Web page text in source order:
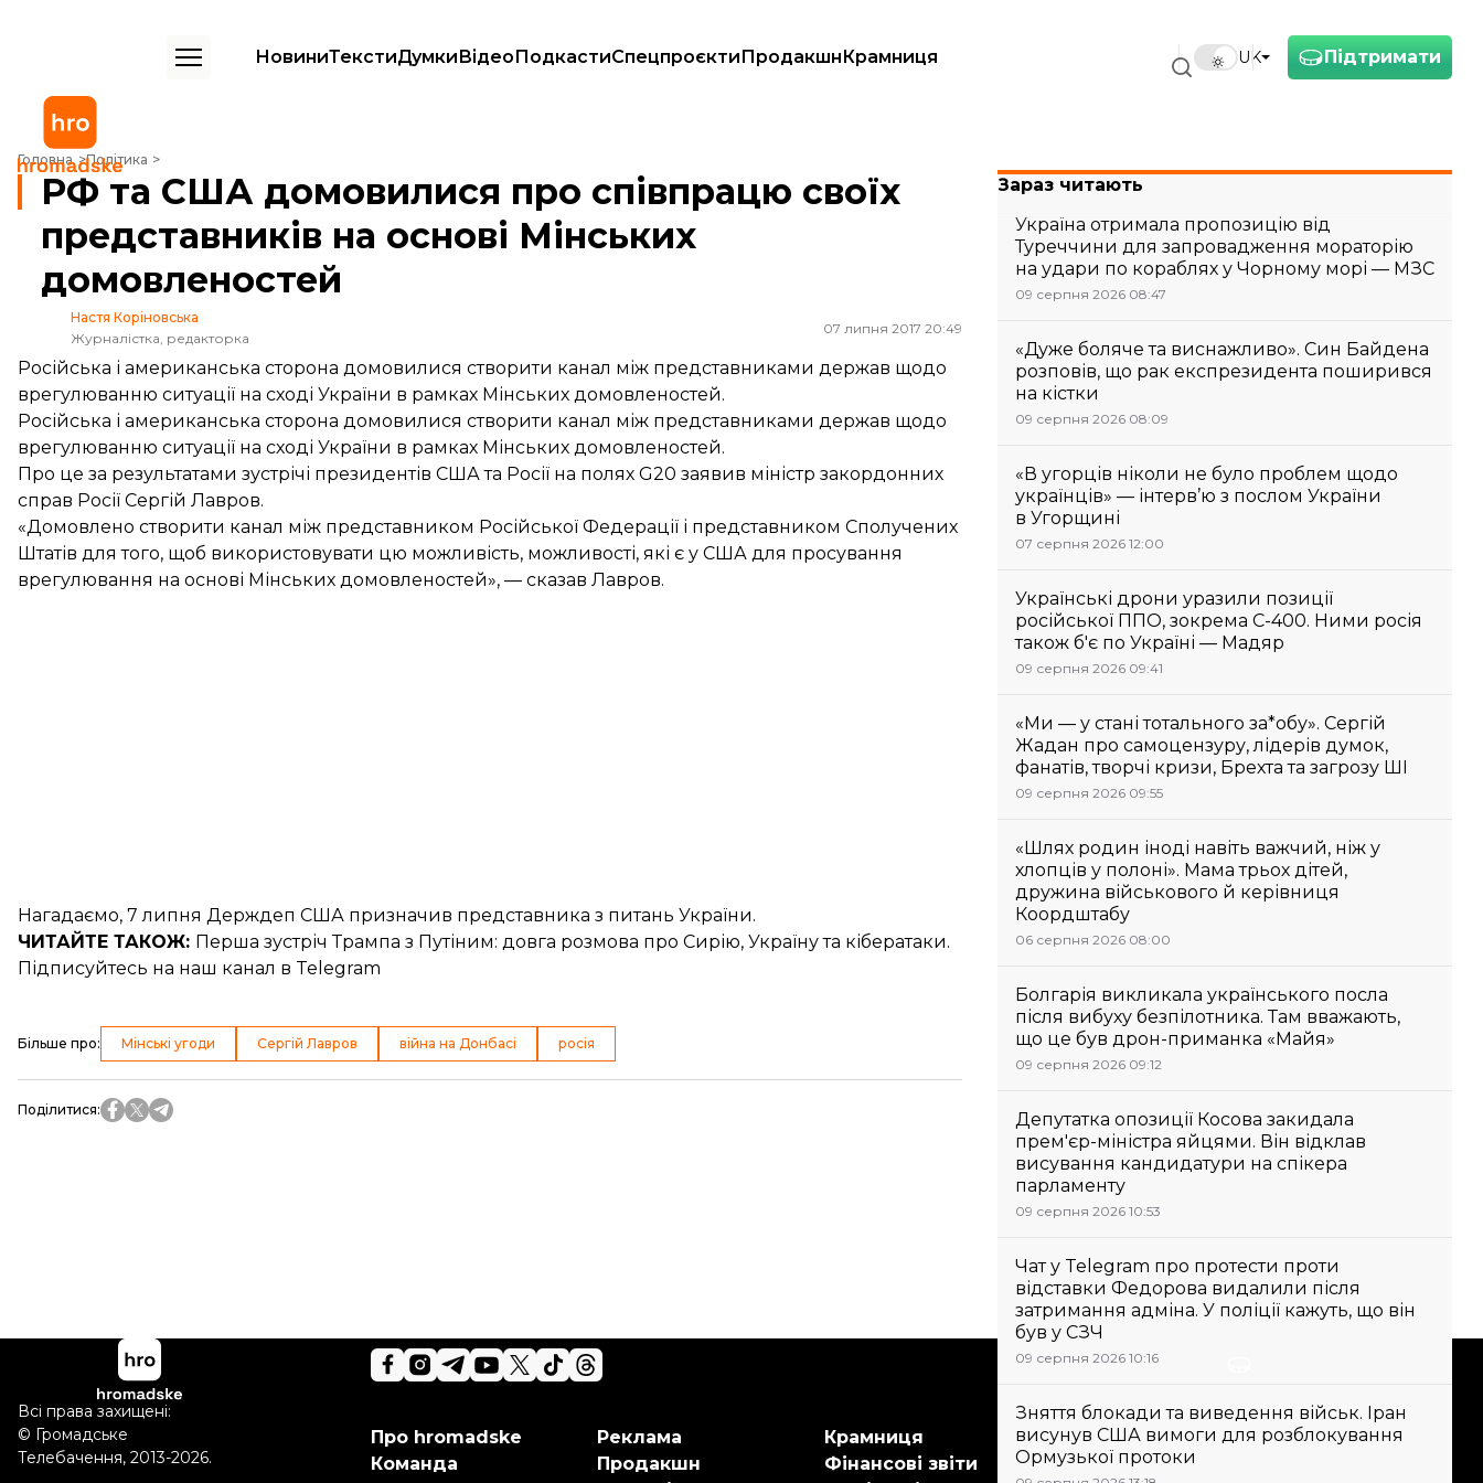
Підтримати
UK
НовиниТекстиДумкиВідеоПодкастиСпецпроєктиПродакшнКрамниця
Головна Політика
РФ та США домовилися про співпрацю своїх представників на основі Мінських домовленостей
РФ та США домовилися про співпрацю своїх
представників на основі Мінських
домовленостей
Настя Коріновська
Журналістка, редакторка
07 липня 2017 20:49
Російська і американська сторона домовилися створити канал між представниками держав щодо
врегулюванню ситуації на сході України в рамках Мінських домовленостей.
Російська і американська сторона домовилися створити канал між представниками держав щодо
врегулюванню ситуації на сході України в рамках Мінських домовленостей.
Про це за результатами зустрічі президентів США та Росії на полях G20 заявив міністр закордонних
справ Росії Сергій Лавров.
«Домовлено створити канал між представником Російської Федерації і представником Сполучених
Штатів для того, щоб використовувати цю можливість, можливості, які є у США для просування
врегулювання на основі Мінських домовленостей», — сказав Лавров.
Нагадаємо, 7 липня Держдеп США призначив представника з питань України.
ЧИТАЙТЕ ТАКОЖ: Перша зустріч Трампа з Путіним: довга розмова про Сирію, Україну та кібератаки.
Підписуйтесь на наш канал в Telegram
Більше про: Мінські угоди Сергій Лавров війна на Донбасі росія
Поділитися:
Зараз читають
Україна отримала пропозицію від
Туреччини для запровадження мораторію
на удари по кораблях у Чорному морі — МЗС
09 серпня 2026 08:47
«Дуже боляче та виснажливо». Син Байдена
розповів, що рак експрезидента поширився
на кістки
09 серпня 2026 08:09
«В угорців ніколи не було проблем щодо
українців» — інтерв’ю з послом України
в Угорщині
07 серпня 2026 12:00
Українські дрони уразили позиції
російської ППО, зокрема С-400. Ними росія
також б'є по Україні — Мадяр
09 серпня 2026 09:41
«Ми — у стані тотального за*обу». Сергій
Жадан про самоцензуру, лідерів думок,
фанатів, творчі кризи, Брехта та загрозу ШІ
09 серпня 2026 09:55
«Шлях родин іноді навіть важчий, ніж у
хлопців у полоні». Мама трьох дітей,
дружина військового й керівниця
Коордштабу
06 серпня 2026 08:00
Болгарія викликала українського посла
після вибуху безпілотника. Там вважають,
що це був дрон-приманка «Майя»
09 серпня 2026 09:12
Депутатка опозиції Косова закидала
прем'єр-міністра яйцями. Він відклав
висування кандидатури на спікера
парламенту
09 серпня 2026 10:53
Чат у Telegram про протести проти
відставки Федорова видалили після
затримання адміна. У поліції кажуть, що він
був у СЗЧ
09 серпня 2026 10:16
Зняття блокади та виведення військ. Іран
висунув США вимоги для розблокування
Ормузької протоки
Підтримай hromadske.
Ми працюємо для тебе та
Про hromadske
Команда
Реклама
Продакшн
Крамниця
Фінансові звіти
Всі права захищені:
© Громадське
Телебачення, 2013-2026.